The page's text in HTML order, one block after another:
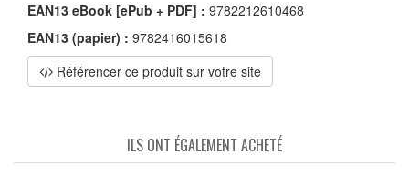
EAN13 eBook [ePub + PDF] : 9782212610468
EAN13 (papier) : 9782416015618
Référencer ce produit sur votre site
ILS ONT ÉGALEMENT ACHETÉ